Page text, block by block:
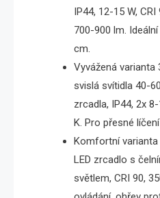
IP44, 12-15 W,
700-900 lm.
cm.
Vyvážená varianta
svislá svítidla 40-
zrcadla, IP44, 2x
K. Pro přesné
Komfortní varianta
LED zrcadlo s
světlem, CRI 90,